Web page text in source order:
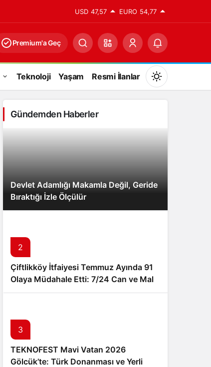
USD 47,57 EURO 54,77
Premium'a Geç
Teknoloji Yaşam Resmi İlanlar
Mod
değiştir
Gece Modu
Gündemden Haberler
Devlet Adamlığı Makamla Değil, Geride
Bıraktığı İzle Ölçülür
2
Çiftlikköy İtfaiyesi Temmuz Ayında 91
Olaya Müdahale Etti: 7/24 Can ve Mal
Güvenliği İçin Görev Başında
3
TEKNOFEST Mavi Vatan 2026
Gölcük’te: Türk Donanması ve Yerli